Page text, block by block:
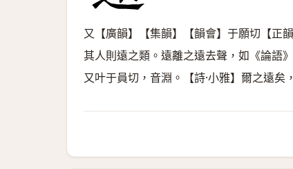
又【廣韻】【集韻】【韻會】于願切【正
其人則遠之類。遠離之遠去聲，如《論語
又叶于員切，音淵。【詩·小雅】爾之遠